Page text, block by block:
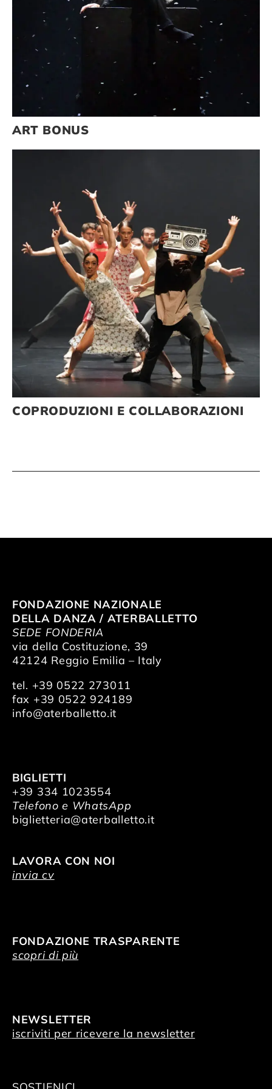
ART BONUS
COPRODUZIONI E COLLABORAZIONI
FONDAZIONE NAZIONALE
DELLA DANZA / ATERBALLETTO
SEDE FONDERIA
via della Costituzione, 39
42124 Reggio Emilia – Italy
tel. +39 0522 273011
fax +39 0522 924189
info@aterballetto.it
BIGLIETTI
+39 334 1023554
Telefono e WhatsApp
biglietteria@aterballetto.it
LAVORA CON NOI
invia cv
FONDAZIONE TRASPARENTE
scopri di più
NEWSLETTER
iscriviti per ricevere la newsletter